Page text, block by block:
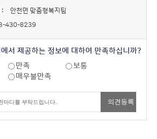
:
안천면 맞춤형복지팀
430-8239
서 제공하는 정보에 대하여 만족하십니까?
만족
보통
매우불만족